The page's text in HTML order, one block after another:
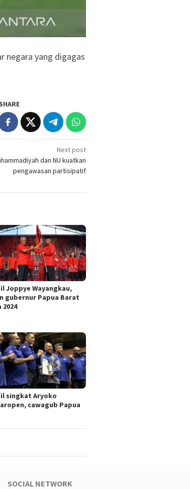
negara yang digagas
Next post
dan NU kuatkan
pengawasan partisipatif
Joppye Wayangkau,
gubernur Papua Barat
2024
singkat Aryoko
cawagub Papua
SOCIAL NETWORK